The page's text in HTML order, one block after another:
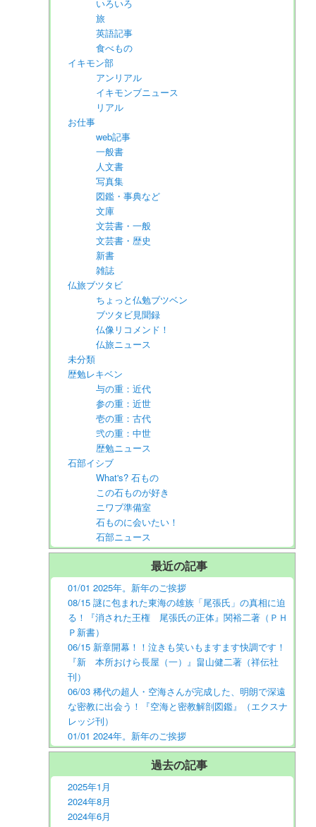
いろいろ
旅
英語記事
食べもの
イキモン部
アンリアル
イキモンブニュース
リアル
お仕事
web記事
一般書
人文書
写真集
図鑑・事典など
文庫
文芸書・一般
文芸書・歴史
新書
雑誌
仏旅ブツタビ
ちょっと仏勉ブツベン
ブツタビ見聞録
仏像リコメンド！
仏旅ニュース
未分類
歴勉レキベン
与の重：近代
参の重：近世
壱の重：古代
弐の重：中世
歴勉ニュース
石部イシブ
What's? 石もの
この石ものが好き
ニワブ準備室
石ものに会いたい！
石部ニュース
最近の記事
01/01 2025年。新年のご挨拶
08/15 謎に包まれた東海の雄族「尾張氏」の真相に迫
る！『消された王権 尾張氏の正体』関裕二著（ＰＨ
Ｐ新書）
06/15 新章開幕！！泣きも笑いもますます快調です！
『新 本所おけら長屋（一）』畠山健二著（祥伝社
刊）
06/03 稀代の超人・空海さんが完成した、明朗で深遠
な密教に出会う！『空海と密教解剖図鑑』（エクスナ
レッジ刊）
01/01 2024年。新年のご挨拶
過去の記事
2025年1月
2024年8月
2024年6月